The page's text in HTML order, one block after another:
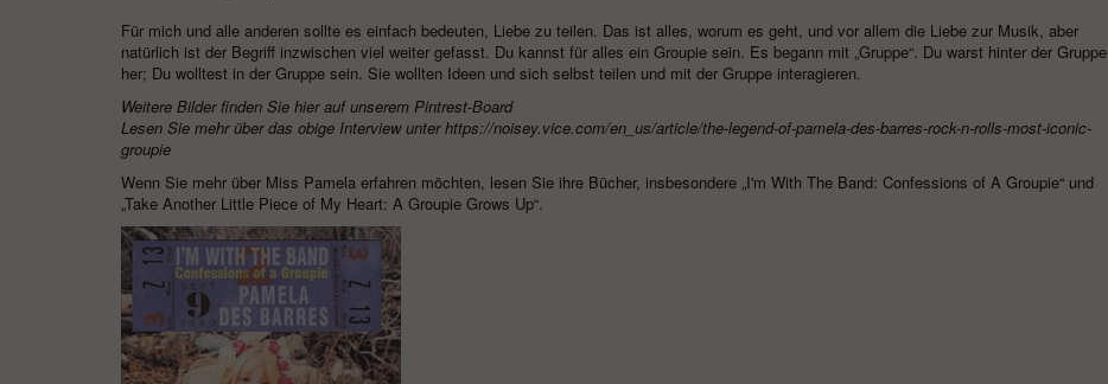
Für mich und alle anderen sollte es einfach bedeuten, Liebe zu teilen. Das ist alles, worum es geht, und vor allem die Liebe zur Musik, aber
natürlich ist der Begriff inzwischen viel weiter gefasst. Du kannst für alles ein Groupie sein. Es begann mit „Gruppe“. Du warst hinter der Gruppe
her; Du wolltest in der Gruppe sein. Sie wollten Ideen und sich selbst teilen und mit der Gruppe interagieren.
Weitere Bilder finden Sie hier auf unserem Pintrest-Board
Lesen Sie mehr über das obige Interview unterhttps://noisey.vice.com/en_us/article/the-legend-of-pamela-des-barres-rock-n-rolls-most-iconic-
groupie
Wenn Sie mehr über Miss Pamela erfahren möchten, lesen Sie ihre Bücher, insbesondere „I'm With The Band: Confessions of A Groupie“ und
„Take Another Little Piece of My Heart: A Groupie Grows Up“.